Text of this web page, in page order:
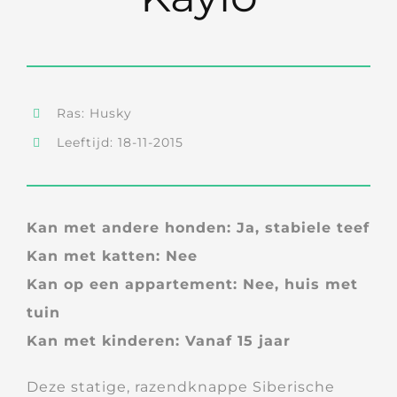
Ras: Husky
Leeftijd: 18-11-2015
Kan met andere honden: Ja, stabiele teef
Kan met katten: Nee
Kan op een appartement: Nee, huis met
tuin
Kan met kinderen: Vanaf 15 jaar
Deze statige, razendknappe Siberische